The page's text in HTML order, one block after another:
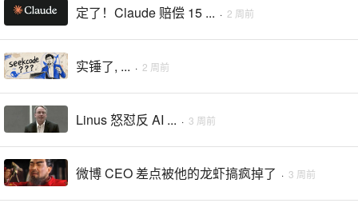
定了！Claude 赔偿 15 ... · 2 周前
实锤了, ... · 2 周前
Linus 怒怼反 AI ... · 3 周前
微博 CEO 差点被他的龙虾搞疯掉了 · 3 周前